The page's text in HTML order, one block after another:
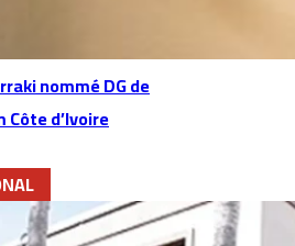
nommé DG de
d’Ivoire